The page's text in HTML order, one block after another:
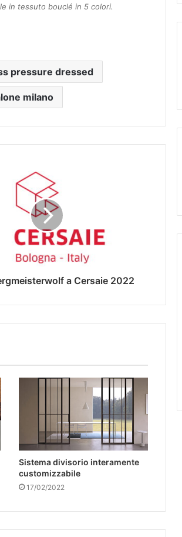
in tessuto bouclé in 5 colori.
pressure dressed
milano
a Cersaie 2022
Sistema divisorio interamente
customizzabile
17/02/2022